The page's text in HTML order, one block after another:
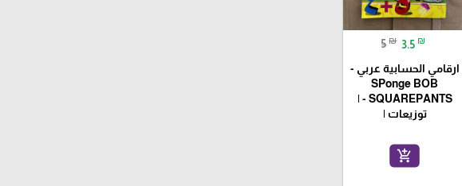
5 ₪ 3.5 ₪
ارقامي الحسابية عربي -
SPonge BOB
SQUAREPANTS - |
توزيعات |
add_shopping_cart